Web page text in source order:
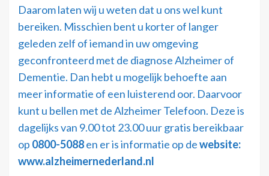
Daarom laten wij u weten dat u ons wel kunt
bereiken. Misschien bent u korter of langer
geleden zelf of iemand in uw omgeving
geconfronteerd met de diagnose Alzheimer of
Dementie. Dan hebt u mogelijk behoefte aan
meer informatie of een luisterend oor. Daarvoor
kunt u bellen met de Alzheimer Telefoon. Deze is
dagelijks van 9.00 tot 23.00 uur gratis bereikbaar
op 0800-5088en er is informatie op dewebsite:
www.alzheimernederland.nl